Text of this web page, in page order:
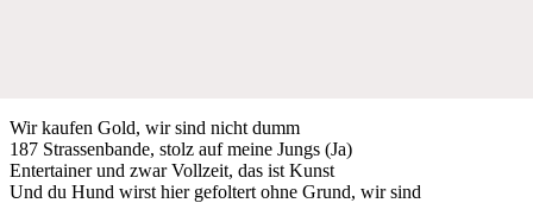
Wir kaufen Gold, wir sind nicht dumm
187 Strassenbande, stolz auf meine Jungs (Ja)
Entertainer und zwar Vollzeit, das ist Kunst
Und du Hund wirst hier gefoltert ohne Grund, wir sind